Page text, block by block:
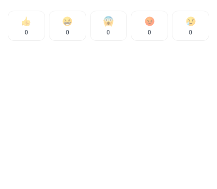
0 0 0 0 0